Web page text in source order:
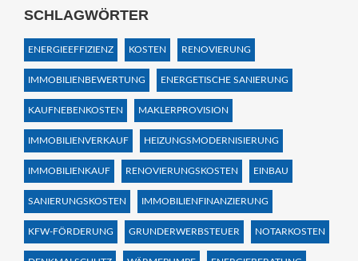
SCHLAGWÖRTER
ENERGIEEFFIZIENZ KOSTEN RENOVIERUNG
IMMOBILIENBEWERTUNG ENERGETISCHE SANIERUNG
KAUFNEBENKOSTEN MAKLERPROVISION
IMMOBILIENVERKAUF HEIZUNGSMODERNISIERUNG
IMMOBILIENKAUF RENOVIERUNGSKOSTEN EINBAU
SANIERUNGSKOSTEN IMMOBILIENFINANZIERUNG
KFW-FÖRDERUNG GRUNDERWERBSTEUER NOTARKOSTEN